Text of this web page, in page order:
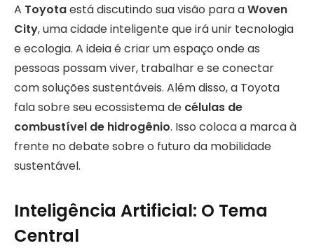
A Toyotaestá discutindo sua visão para aWoven
City, uma cidade inteligente que irá unir tecnologia
e ecologia. A ideia é criar um espaço onde as
pessoas possam viver, trabalhar e se conectar
com soluções sustentáveis. Além disso, a Toyota
fala sobre seu ecossistema de células de
combustível de hidrogênio. Isso coloca a marca à
frente no debate sobre o futuro da mobilidade
sustentável.
Inteligência Artificial: O Tema
Central